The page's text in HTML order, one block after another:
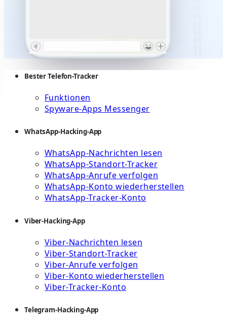
Bester Telefon-Tracker
Funktionen
Spyware-Apps Messenger
WhatsApp-Hacking-App
WhatsApp-Nachrichten lesen
WhatsApp-Standort-Tracker
WhatsApp-Anrufe verfolgen
WhatsApp-Konto wiederherstellen
WhatsApp-Tracker-Konto
Viber-Hacking-App
Viber-Nachrichten lesen
Viber-Standort-Tracker
Viber-Anrufe verfolgen
Viber-Konto wiederherstellen
Viber-Tracker-Konto
Telegram-Hacking-App